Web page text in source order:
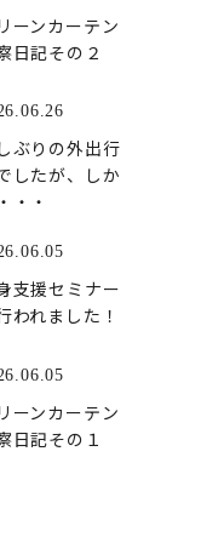
ーンカーテン
日記その２
ぶりの外出行
したが、しか
・・
支援セミナー
われました！
ーンカーテン
日記その１